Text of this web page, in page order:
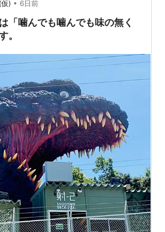
体：PVC,ABS 尻尾…
) • 6日前
「噛んでも噛んでも味の無く
。